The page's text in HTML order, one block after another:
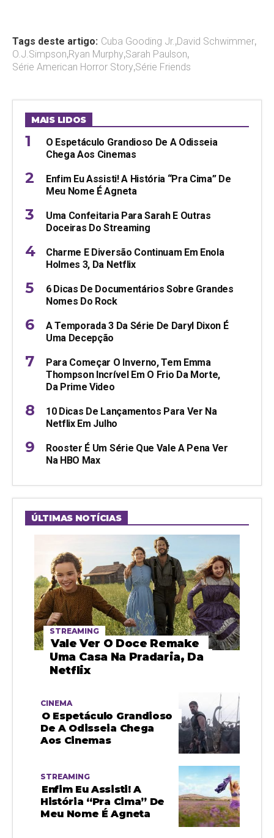
Tags deste artigo: Cuba Gooding Jr.,David Schwimmer,
O.J.Simpson,Ryan Murphy,Sarah Paulson,
Série American Horror Story,Série Friends
MAIS LIDOS
O Espetáculo Grandioso De A Odisseia
Chega Aos Cinemas
Enfim Eu Assisti! A História “pra Cima” De
Meu Nome É Agneta
Uma Confeitaria Para Sarah E Outras
Doceiras Do Streaming
Charme E Diversão Continuam Em Enola
Holmes 3, Da Netflix
6 Dicas De Documentários Sobre Grandes
Nomes Do Rock
A Temporada 3 Da Série De Daryl Dixon É
Uma Decepção
Para Começar O Inverno, Tem Emma
Thompson Incrível Em O Frio Da Morte,
Da Prime Video
10 Dicas De Lançamentos Para Ver Na
Netflix Em Julho
Rooster É Um Série Que Vale A Pena Ver
Na HBO Max
ÚLTIMAS NOTÍCIAS
STREAMING
Vale Ver O Doce Remake
Uma Casa Na Pradaria, Da
Netflix
CINEMA
O Espetáculo Grandioso
De A Odisseia Chega
Aos Cinemas
STREAMING
Enfim Eu Assisti! A
História “pra Cima” De
Meu Nome É Agneta